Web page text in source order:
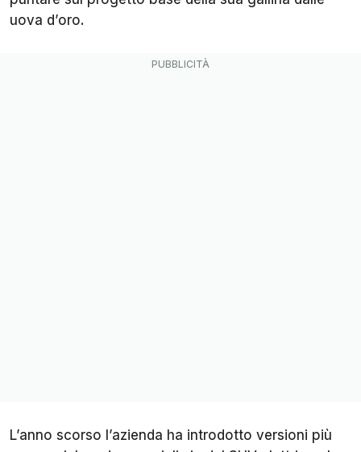
uova d’oro.
L’anno scorso l’azienda ha introdotto versioni più